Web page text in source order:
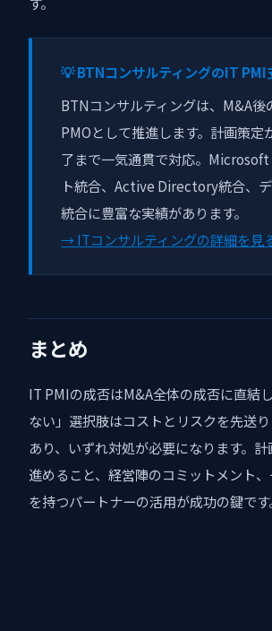
💡 BTNコンサルティングのIT PMI
BTNコンサルティングは、M&A後
PMOとして推進します。計画策定
了まで一気通貫で対応。Microsoft
ト統合、Active Directory統合、
統合に豊富な実績があります。
→ ITコンサルティングの詳細を見
まとめ
IT PMIの成否はM&A全体の成否に直結
ない」選択肢はコストとリスクを先送
あり、いずれ対処が必要になります。
進めること、経営陣のコミットメント
を持つパートナーの活用が成功の鍵です